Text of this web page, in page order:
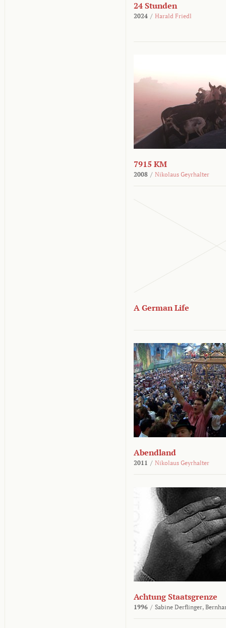
24 Stunden
2024 / Harald Friedl
7915 KM
2008 / Nikolaus Geyrhalter
A German Life
Abendland
2011 / Nikolaus Geyrhalter
Achtung Staatsgrenze
1996 / Sabine Derflinger,